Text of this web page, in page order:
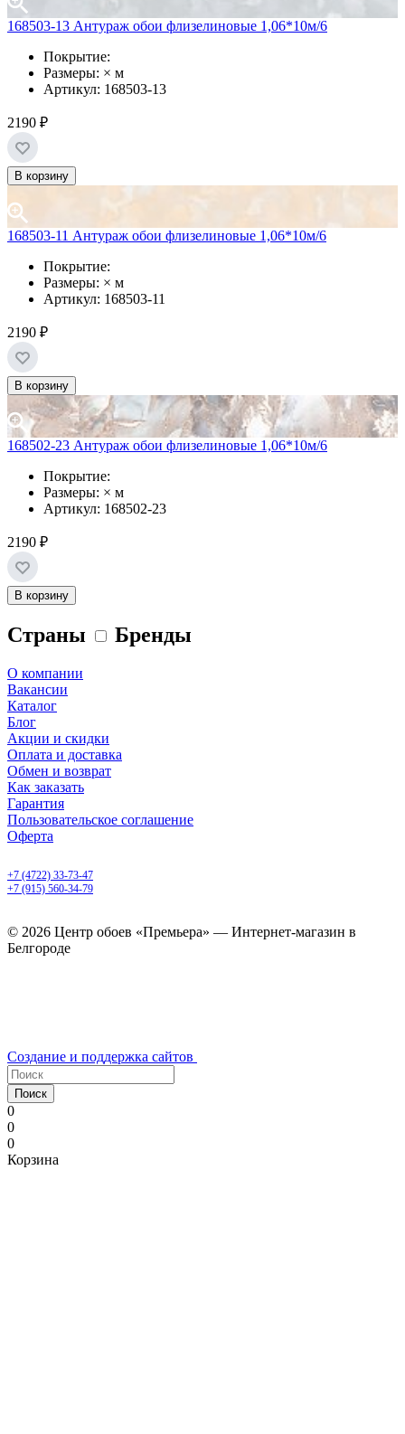
168503-13 Антураж обои флизелиновые 1,06*10м/6
Покрытие:
Размеры: × м
Артикул: 168503-13
2190 ₽
В корзину
168503-11 Антураж обои флизелиновые 1,06*10м/6
Покрытие:
Размеры: × м
Артикул: 168503-11
2190 ₽
В корзину
168502-23 Антураж обои флизелиновые 1,06*10м/6
Покрытие:
Размеры: × м
Артикул: 168502-23
2190 ₽
В корзину
Страны Бренды
О компании
Вакансии
Каталог
Блог
Акции и скидки
Оплата и доставка
Обмен и возврат
Как заказать
Гарантия
Пользовательское соглашение
Оферта
+7 (4722) 33-73-47
+7 (915) 560-34-79
© 2026 Центр обоев «Премьера» — Интернет-магазин в
Белгороде
Создание и поддержка сайтов
Поиск
0
0
0
Корзина